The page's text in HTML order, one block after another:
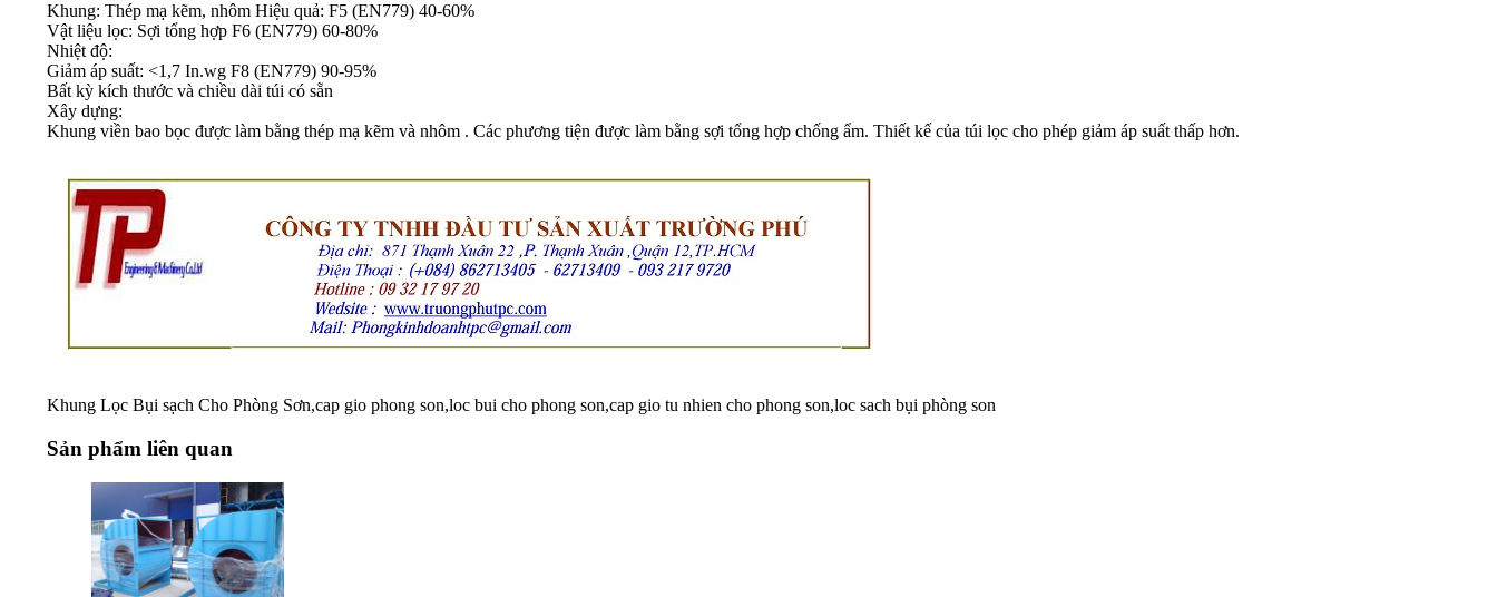
Khung: Thép mạ kẽm, nhôm Hiệu quả: F5 (EN779) 40-60%
Vật liệu lọc: Sợi tổng hợp F6 (EN779) 60-80%
Nhiệt độ:
Giảm áp suất: <1,7 In.wg F8 (EN779) 90-95%
Bất kỳ kích thước và chiều dài túi có sẵn
Xây dựng:
Khung viền bao bọc được làm bằng thép mạ kẽm và nhôm . Các phương tiện được làm bằng sợi tổng hợp chống ẩm. Thiết kế của túi lọc cho phép giảm áp suất thấp hơn.
Khung Lọc Bụi sạch Cho Phòng Sơn,cap gio phong son,loc bui cho phong son,cap gio tu nhien cho phong son,loc sach bụi phòng son
Sản phẩm liên quan